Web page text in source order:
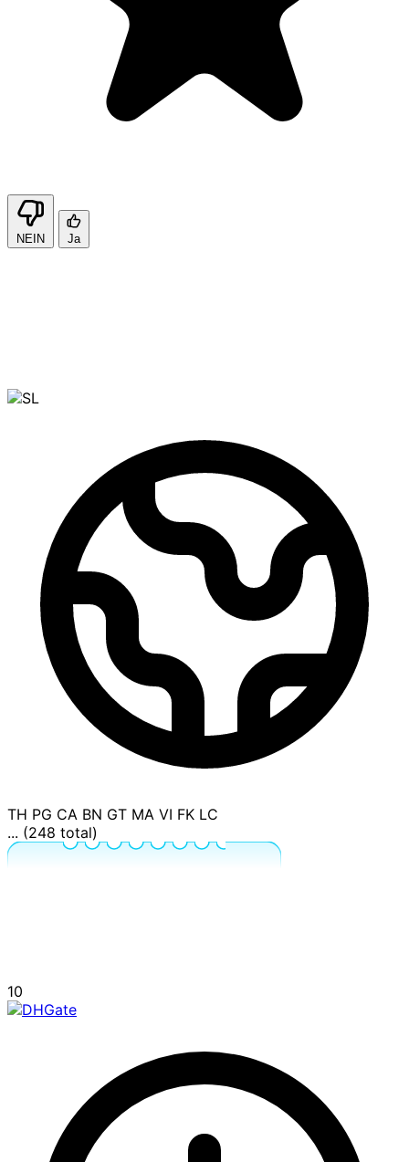
NEIN Ja
TH PG CA BN GT MA VI FK LC
... (248 total)
10